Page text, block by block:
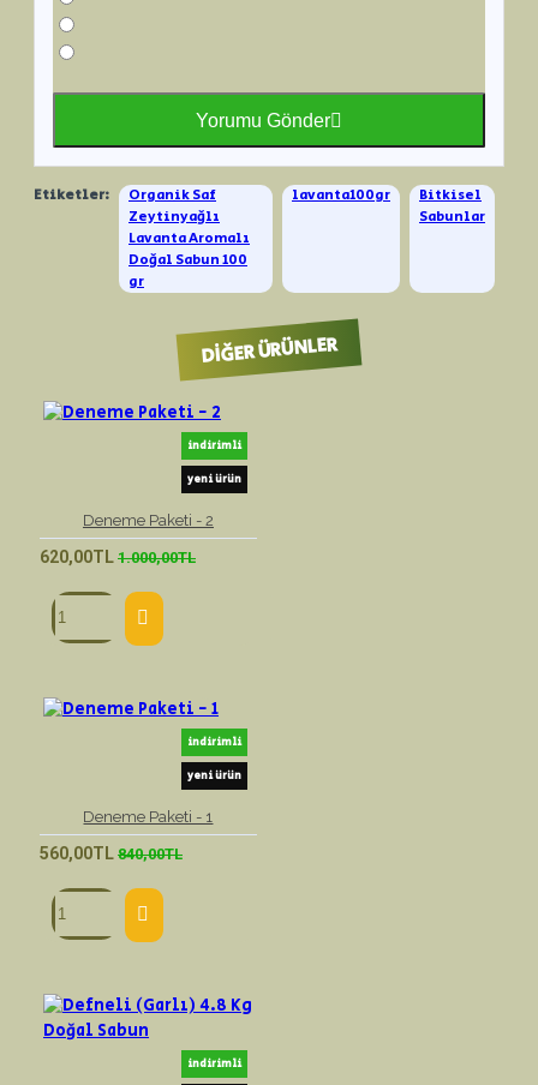
Yorumu Gönder
Etiketler:
Organik Saf
Zeytinyağlı
Lavanta Aromalı
Doğal Sabun 100
gr
lavanta100gr
Bitkisel
Sabunlar
DIĞER ÜRÜNLER
indirimli
yeni ürün
Deneme Paketi - 2
620,00TL 1.000,00TL
indirimli
yeni ürün
Deneme Paketi - 1
560,00TL 840,00TL
indirimli